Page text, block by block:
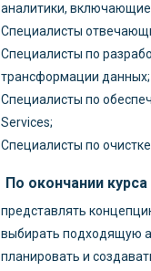
аналитики, включающие
Специалисты
Специалисты по
трансформации данных;
Специалисты по
Services;
Специалисты по
По окончании курса
представлять
выбирать подходящую
планировать и